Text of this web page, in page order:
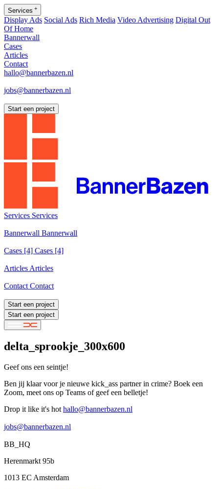
Services +
Display Ads Social Ads Rich Media Video Advertising Digital Out
Of Home
Bannerwall
Cases
Articles
Contact
hallo@bannerbazen.nl
jobs@bannerbazen.nl
Start een project
Services Services
Bannerwall Bannerwall
Cases [4] Cases [4]
Articles Articles
Contact Contact
Start een project
Start een project
delta_sprookje_300x600
Geef ons een seintje!
Ben jij klaar voor je nieuwe kick_ass partner in crime? Boek een
Zoom, meet ons op Teams of geef een belletje!
Drop it like it's hot hallo@bannerbazen.nl
jobs@bannerbazen.nl
BB_HQ
Herenmarkt 95b
1013 EC Amsterdam